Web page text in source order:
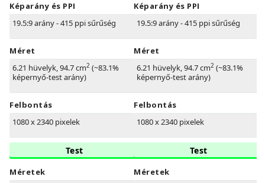
Képarány és PPI
19.5:9 arány - 415 ppi sűrűség
Méret
6.21 hüvelyk, 94.7 cm2 (~83.1%
képernyő-test arány)
Felbontás
1080 x 2340 pixelek
Test
Méretek
Képarány és PPI
19.5:9 arány - 415 ppi sűrűség
Méret
6.21 hüvelyk, 94.7 cm2 (~83.1%
képernyő-test arány)
Felbontás
1080 x 2340 pixelek
Test
Méretek